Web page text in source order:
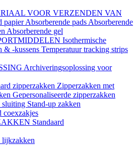
VOOR VERZENDEN VAN
papierAbsorberende pads Absorberende
Absorberende gel
Isothermische
& -kussens Temperatuur tracking strips
Archiveringsoplossing voor
zipperzakken Zipperzakken met
Gepersonaliseerde zipperzakken
sluiting Stand-up zakken
coexzakjes
Standaard
lijkzakken